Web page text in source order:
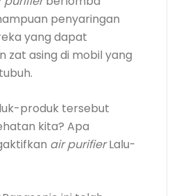
Panasonic ini telah
nanoe yang
bakteri, virus, bau
sebum kulit setelah
lapisan pada kulit
lepasnya kadar air
deh, di mobil!